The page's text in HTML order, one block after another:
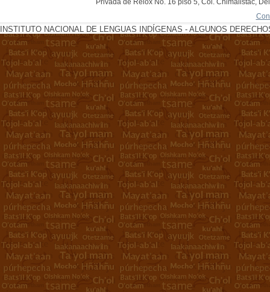
INSTITUTO NACIONAL DE LENGUAS INDÍGENAS - ALGUNOS